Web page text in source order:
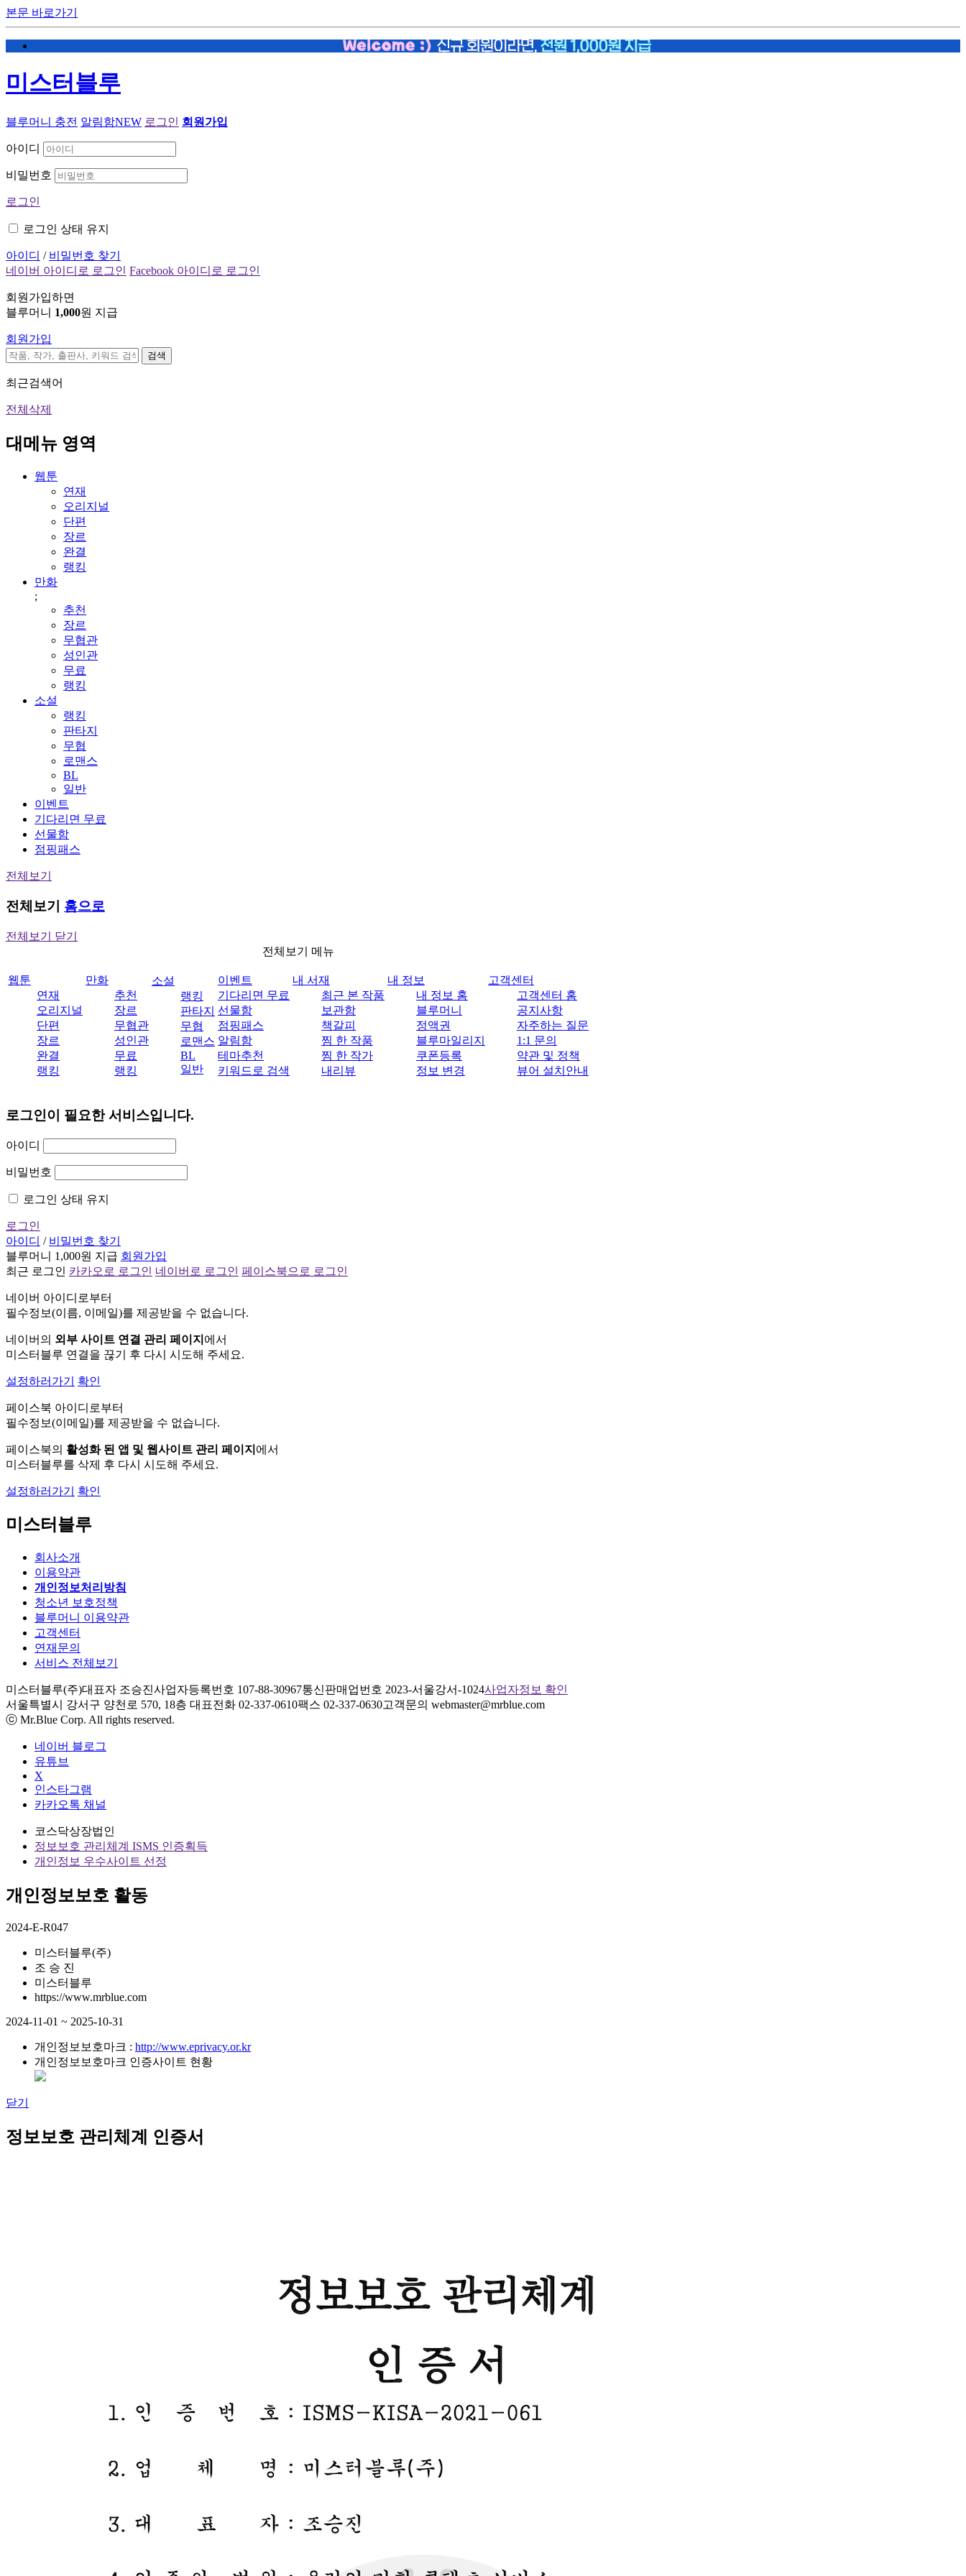
본문 바로가기
미스터블루
블루머니 충전 알림함NEW 로그인 회원가입
아이디
비밀번호
로그인
로그인 상태 유지
아이디 / 비밀번호 찾기
네이버 아이디로 로그인 Facebook 아이디로 로그인
회원가입하면
블루머니 1,000원 지급
회원가입
검색
최근검색어
전체삭제
대메뉴 영역
웹툰
연재
오리지널
단편
장르
완결
랭킹
만화
;
추천
장르
무협관
성인관
무료
랭킹
소설
랭킹
판타지
무협
로맨스
BL
일반
이벤트
기다리면 무료
선물함
점핑패스
전체보기
전체보기 홈으로
전체보기 닫기
전체보기 메뉴
웹툰
연재
오리지널
단편
장르
완결
랭킹
만화
추천
장르
무협관
성인관
무료
랭킹
소설
랭킹
판타지
무협
로맨스
BL
일반
이벤트
기다리면 무료
선물함
점핑패스
알림함
테마추천
키워드로 검색
내 서재
최근 본 작품
보관함
책갈피
찜 한 작품
찜 한 작가
내리뷰
내 정보
내 정보 홈
블루머니
정액권
블루마일리지
쿠폰등록
정보 변경
고객센터
고객센터 홈
공지사항
자주하는 질문
1:1 문의
약관 및 정책
뷰어 설치안내
로그인이 필요한 서비스입니다.
아이디
비밀번호
로그인 상태 유지
로그인
아이디 / 비밀번호 찾기
블루머니 1,000원 지급 회원가입
최근 로그인 카카오로 로그인 네이버로 로그인 페이스북으로 로그인
네이버 아이디로부터
필수정보(이름, 이메일)를 제공받을 수 없습니다.
네이버의 외부 사이트 연결 관리 페이지 에서
미스터블루 연결을 끊기 후 다시 시도해 주세요.
설정하러가기 확인
페이스북 아이디로부터
필수정보(이메일)를 제공받을 수 없습니다.
페이스북의 활성화 된 앱 및 웹사이트 관리 페이지 에서
미스터블루를 삭제 후 다시 시도해 주세요.
설정하러가기 확인
미스터블루
회사소개
이용약관
개인정보처리방침
청소년 보호정책
블루머니 이용약관
고객센터
연재문의
서비스 전체보기
미스터블루(주)대표자 조승진사업자등록번호 107-88-30967통신판매업번호 2023-서울강서-1024사업자정보 확인
서울특별시 강서구 양천로 570, 18층 대표전화 02-337-0610팩스 02-337-0630고객문의 webmaster@mrblue.com
ⓒ Mr.Blue Corp. All rights reserved.
네이버 블로그
유튜브
X
인스타그램
카카오톡 채널
코스닥상장법인
정보보호 관리체계 ISMS 인증획득
개인정보 우수사이트 선정
개인정보보호 활동
2024-E-R047
미스터블루(주)
조 승 진
미스터블루
https://www.mrblue.com
2024-11-01 ~ 2025-10-31
개인정보보호마크 : http://www.eprivacy.or.kr
개인정보보호마크 인증사이트 현황
닫기
정보보호 관리체계 인증서